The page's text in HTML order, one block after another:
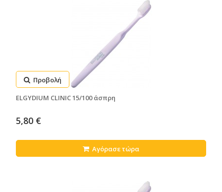
Προβολή
ELGYDIUM CLINIC 15/100 άσπρη
5,80 €
Αγόρασε τώρα